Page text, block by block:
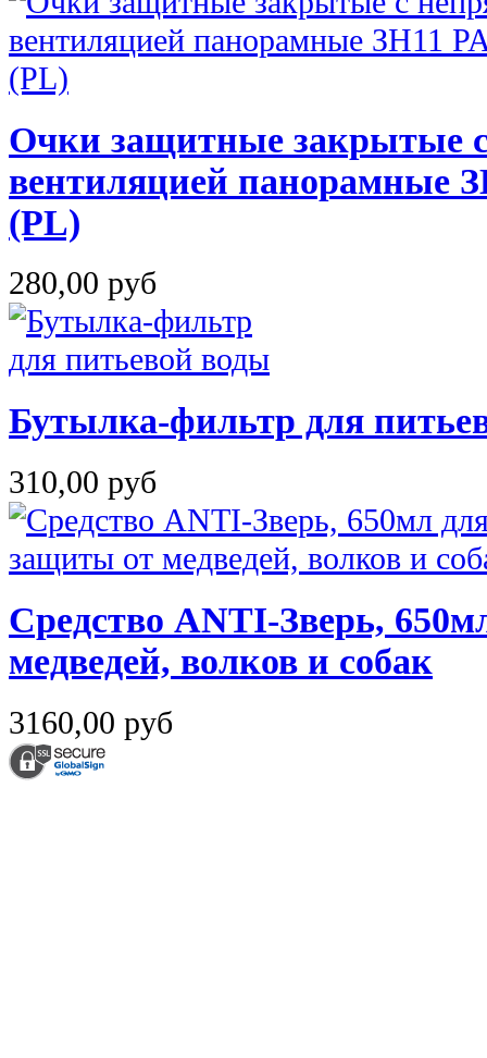
Очки защитные закрытые
вентиляцией панорамные
(PL)
280,00 руб
Бутылка-фильтр для
310,00 руб
Средство ANTI-Зверь,
медведей, волков и собак
3160,00 руб